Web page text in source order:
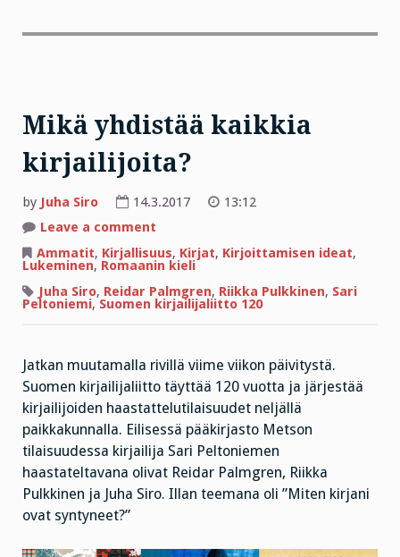
Mikä yhdistää kaikkia
kirjailijoita?
by Juha Siro 14.3.2017
13:12
Leave a comment
yhdistää
kaikkia
Ammatit, Kirjallisuus, Kirjat, Kirjoittamisen ideat,
Lukeminen, Romaanin kieli
Juha Siro, Reidar Palmgren, Riikka Pulkkinen, Sari
Peltoniemi, Suomen kirjailijaliitto 120
Jatkan muutamalla rivillä viime viikon päivitystä.
Suomen kirjailijaliitto täyttää 120 vuotta ja järjestää
kirjailijoiden haastattelutilaisuudet neljällä
paikkakunnalla. Eilisessä pääkirjasto Metson
tilaisuudessa kirjailija Sari Peltoniemen
haastateltavana olivat Reidar Palmgren, Riikka
Pulkkinen ja Juha Siro. Illan teemana oli ”Miten kirjani
ovat syntyneet?”